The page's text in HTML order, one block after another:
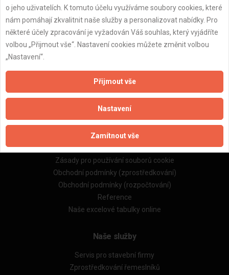
ZPĚT
Naše firmy a řemeslníci
Zpracování a ochrana osobních údajů
Zásady pro používání souborů cookie
Obchodní podmínky (zprostředkování)
Obchodní podmínky (rozpočtování)
Reference
Naše excelové tabulky online
Naše služby
Servis pro stavební firmy
Zprostředkování řemeslníků
o jeho uživatelích. K tomuto účelu využíváme soubory cookies, které
nám pomáhají zkvalitnit naše služby a personalizovat nabídky. Pro
některé účely zpracování je vyžadován Váš souhlas, který vyjádříte
volbou „Přijmout vše“. Nastavení cookies můžete změnit volbou
„Nastavení“.
Přijmout vše
Nastavení
Zamítnout vše